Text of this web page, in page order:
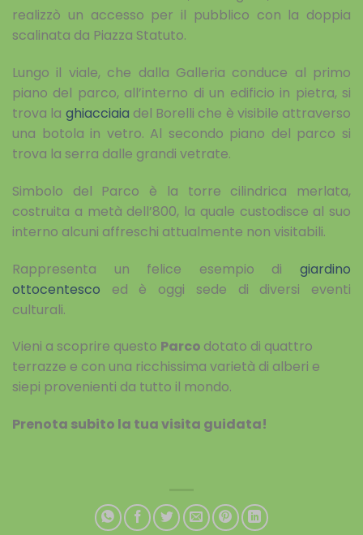
realizzò un accesso per il pubblico con la doppia
scalinata da Piazza Statuto.
Lungo il viale, che dalla Galleria conduce al primo
piano del parco, all’interno di un edificio in pietra, si
trova la ghiacciaia del Borelli che è visibile attraverso
una botola in vetro. Al secondo piano del parco si
trova la serra dalle grandi vetrate.
Simbolo del Parco è la torre cilindrica merlata,
costruita a metà dell’800, la quale custodisce al suo
interno alcuni affreschi attualmente non visitabili.
Rappresenta un felice esempio di giardino
ottocentesco ed è oggi sede di diversi eventi
culturali.
Vieni a scoprire questo Parco dotato di quattro
terrazze e con una ricchissima varietà di alberi e
siepi provenienti da tutto il mondo.
Prenota subito la tua visita guidata!